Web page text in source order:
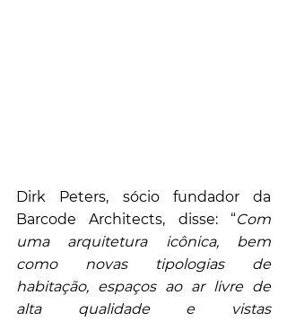
Dirk Peters, sócio fundador da
Barcode Architects, disse: “Com
uma arquitetura icônica, bem
como novas tipologias de
habitação, espaços ao ar livre de
alta qualidade e vistas